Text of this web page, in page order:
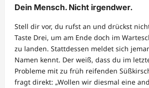
Dein Mensch. Nicht irgendwer.
Stell dir vor, du rufst an und drückst
Taste Drei, um am Ende doch im
zu landen. Stattdessen meldet sich
Namen kennt. Der weiß, dass du im
Probleme mit zu früh reifenden
fragt direkt: „Wollen wir diesmal eine